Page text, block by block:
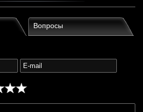
Вопросы